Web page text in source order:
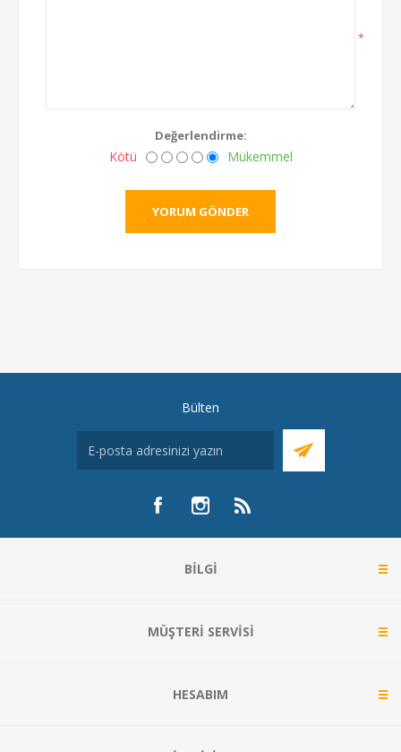
*
Değerlendirme:
Kötü Mükemmel
YORUM GÖNDER
Bülten
BILGI
MÜŞTERI SERVISI
HESABIM